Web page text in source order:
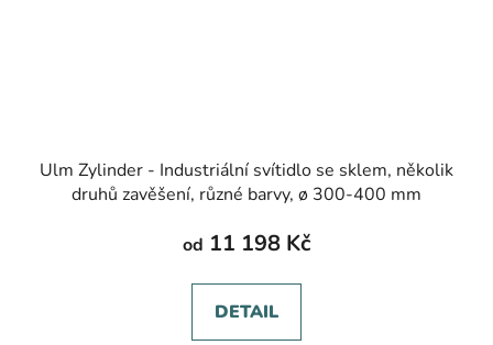
Ulm Zylinder - Industriální svítidlo se sklem, několik
druhů zavěšení, různé barvy, ø 300-400 mm
od 11 198 Kč
DETAIL